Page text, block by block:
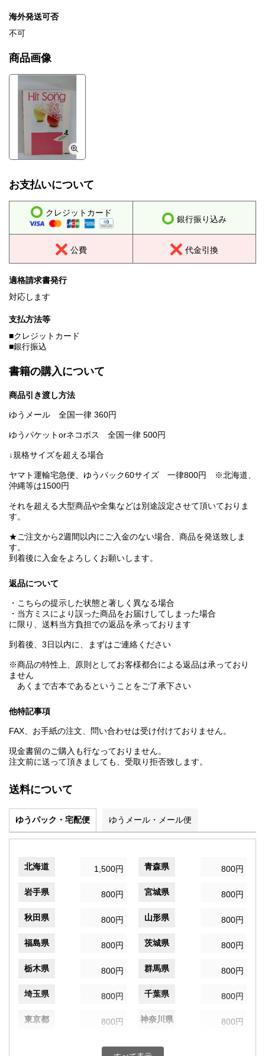
海外発送可否
不可
商品画像
お支払いについて
クレジットカード
銀行振り込み
公費 代金引換
適格請求書発行
対応します
支払方法等
■クレジットカード
■銀行振込
書籍の購入について
商品引き渡し方法
ゆうメール 全国一律 360円
ゆうパケットorネコポス 全国一律 500円
↓規格サイズを超える場合
ヤマト運輸宅急便、ゆうパック60サイズ 一律800円 ※北海道、
沖縄等は1500円
それを超える大型商品や全集などは別途設定させて頂いておりま
す。
★ご注文から2週間以内にご入金のない場合、商品を発送致しま
す。
到着後に入金をよろしくお願いします。
返品について
・こちらの提示した状態と著しく異なる場合
・当方ミスにより誤った商品をお届けしてしまった場合
に限り、送料当方負担での返品を承っております
到着後、3日以内に、まずはご連絡ください
※商品の特性上、原則としてお客様都合による返品は承っており
ません
あくまで古本であるということをご了承下さい
他特記事項
FAX、お手紙の注文、問い合わせは受け付けておりません。
現金書留のご購入も行なっておりません。
注文前に送って頂きましても、受取り拒否致します。
送料について
ゆうパック・宅配便 ゆうメール・メール便
北海道 1,500円 青森県 800円
岩手県 800円 宮城県 800円
秋田県 800円 山形県 800円
福島県 800円 茨城県 800円
栃木県 800円 群馬県 800円
埼玉県 800円 千葉県 800円
東京都 800円 神奈川県 800円
800円 富山県